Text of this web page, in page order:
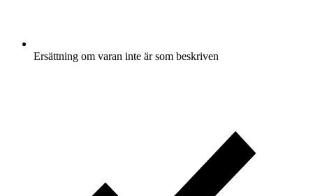
Ersättning om varan inte är som beskriven